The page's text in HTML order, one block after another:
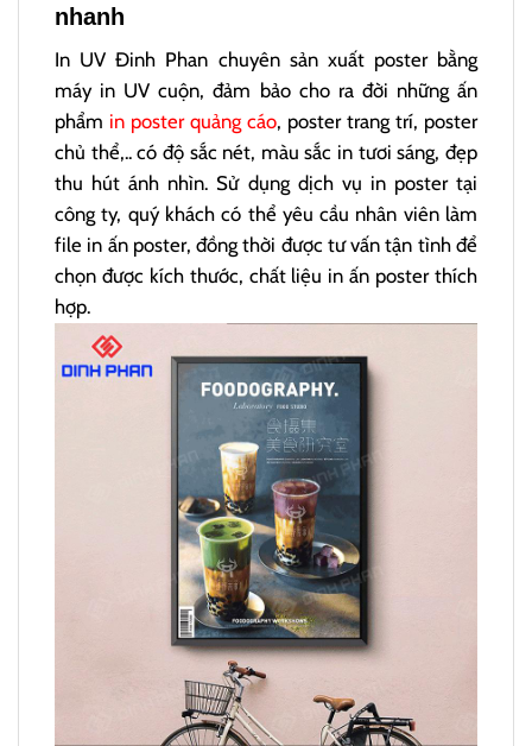
nhanh
In UV Đinh Phan chuyên sản xuất poster bằng
máy in UV cuộn, đảm bảo cho ra đời những ấn
phẩm in poster quảng cáo, poster trang trí, poster
chủ thể,.. có độ sắc nét, màu sắc in tươi sáng, đẹp
thu hút ánh nhìn. Sử dụng dịch vụ in poster tại
công ty, quý khách có thể yêu cầu nhân viên làm
file in ấn poster, đồng thời được tư vấn tận tình để
chọn được kích thước, chất liệu in ấn poster thích
hợp.